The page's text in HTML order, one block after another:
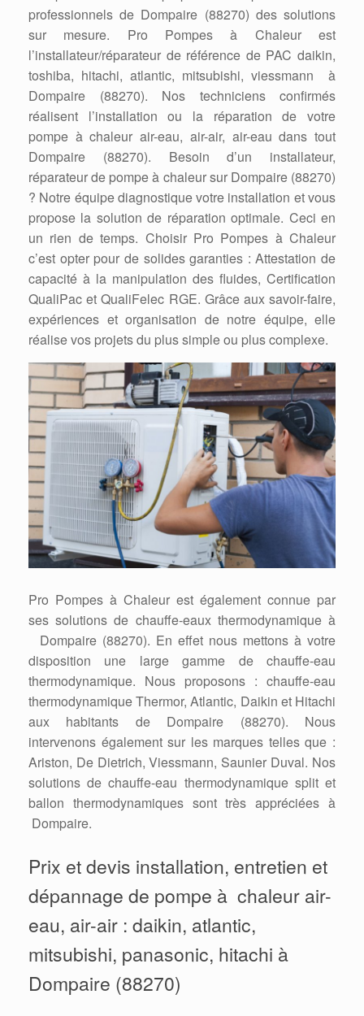
professionnels de Dompaire (88270) des solutions
sur mesure. Pro Pompes à Chaleur est
l’installateur/réparateur de référence de PAC daikin,
toshiba, hitachi, atlantic, mitsubishi, viessmann à
Dompaire (88270). Nos techniciens confirmés
réalisent l’installation ou la réparation de votre
pompe à chaleur air-eau, air-air, air-eau dans tout
Dompaire (88270). Besoin d’un installateur,
réparateur de pompe à chaleur sur Dompaire (88270)
? Notre équipe diagnostique votre installation et vous
propose la solution de réparation optimale. Ceci en
un rien de temps. Choisir Pro Pompes à Chaleur
c’est opter pour de solides garanties : Attestation de
capacité à la manipulation des fluides, Certification
QualiPac et QualiFelec RGE. Grâce aux savoir-faire,
expériences et organisation de notre équipe, elle
réalise vos projets du plus simple ou plus complexe.
Pro Pompes à Chaleur est également connue par
ses solutions de chauffe-eaux thermodynamique à
Dompaire (88270). En effet nous mettons à votre
disposition une large gamme de chauffe-eau
thermodynamique. Nous proposons : chauffe-eau
thermodynamique Thermor, Atlantic, Daikin et Hitachi
aux habitants de Dompaire (88270). Nous
intervenons également sur les marques telles que :
Ariston, De Dietrich, Viessmann, Saunier Duval. Nos
solutions de chauffe-eau thermodynamique split et
ballon thermodynamiques sont très appréciées à
Dompaire.
Prix et devis installation, entretien et
dépannage de pompe à chaleur air-
eau, air-air : daikin, atlantic,
mitsubishi, panasonic, hitachi à
Dompaire (88270)